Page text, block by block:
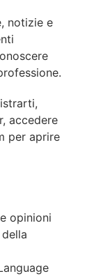
notizie e
accedere
per aprire
opinioni